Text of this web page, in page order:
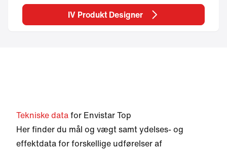
IV Produkt Designer
Tekniske datafor Envistar Top
Her finder du mål og vægt samt ydelses- og
effektdata for forskellige udførelser af